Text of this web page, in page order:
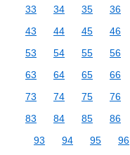
33
34 35 36
43
44 45 46
53
54 55 56
63
64 65 66
73
74 75 76
83
84 85 86
93
94 95 96